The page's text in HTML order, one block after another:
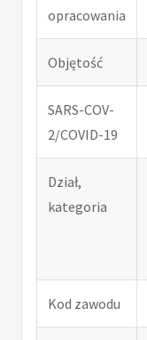
opracowania
Objętość
SARS-COV-
2/COVID-19
Dział,
kategoria
Kod zawodu